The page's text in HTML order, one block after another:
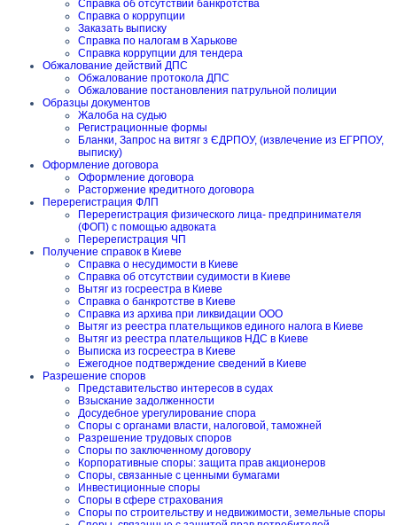
Справка об отсутствии банкротства
Справка о коррупции
Заказать выписку
Справка по налогам в Харькове
Справка коррупции для тендера
Обжалование действий ДПС
Обжалование протокола ДПС
Обжалование постановления патрульной полиции
Образцы документов
Жалоба на судью
Регистрационные формы
Бланки, Запрос на витяг з ЄДРПОУ, (извлечение из ЕГРПОУ,
выписку)
Оформление договора
Оформление договора
Расторжение кредитного договора
Перерегистрация ФЛП
Перерегистрация физического лица- предпринимателя
(ФОП) с помощью адвоката
Перерегистрация ЧП
Получение справок в Киеве
Справка о несудимости в Киеве
Справка об отсутствии судимости в Киеве
Вытяг из госреестра в Киеве
Справка о банкротстве в Киеве
Справка из архива при ликвидации ООО
Вытяг из реестра плательщиков единого налога в Киеве
Вытяг из реестра плательщиков НДС в Киеве
Выписка из госреестра в Киеве
Ежегодное подтверждение сведений в Киеве
Разрешение споров
Представительство интересов в судах
Взыскание задолженности
Досудебное урегулирование спора
Споры с органами власти, налоговой, таможней
Разрешение трудовых споров
Споры по заключенному договору
Корпоративные споры: защита прав акционеров
Споры, связанные с ценными бумагами
Инвестиционные споры
Споры в сфере страхования
Споры по строительству и недвижимости, земельные споры